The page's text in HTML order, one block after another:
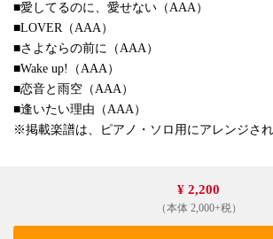
■愛してるのに、愛せない（AAA）
■LOVER（AAA）
■さよならの前に（AAA）
■Wake up!（AAA）
■恋音と雨空（AAA）
■逢いたい理由（AAA）
※掲載楽譜は、ピアノ・ソロ用にアレンジされ
¥ 2,200
（本体 2,000+税）